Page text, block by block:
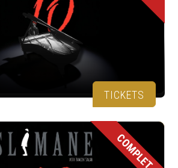
TICKETS
COMPLET